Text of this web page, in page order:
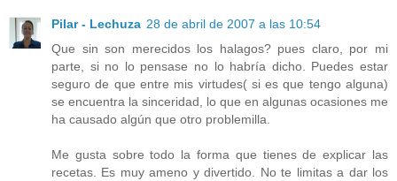
Pilar - Lechuza 28 de abril de 2007 a las 10:54
Que sin son merecidos los halagos? pues claro, por mi
parte, si no lo pensase no lo habría dicho. Puedes estar
seguro de que entre mis virtudes( si es que tengo alguna)
se encuentra la sinceridad, lo que en algunas ocasiones me
ha causado algún que otro problemilla.
Me gusta sobre todo la forma que tienes de explicar las
recetas. Es muy ameno y divertido. No te limitas a dar los